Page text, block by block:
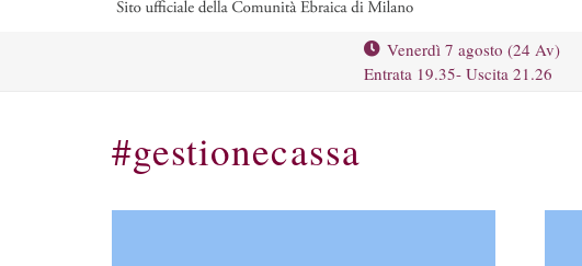
Venerdì 7 agosto (24 Av)
Entrata 19.35- Uscita 21.26
#gestionecassa